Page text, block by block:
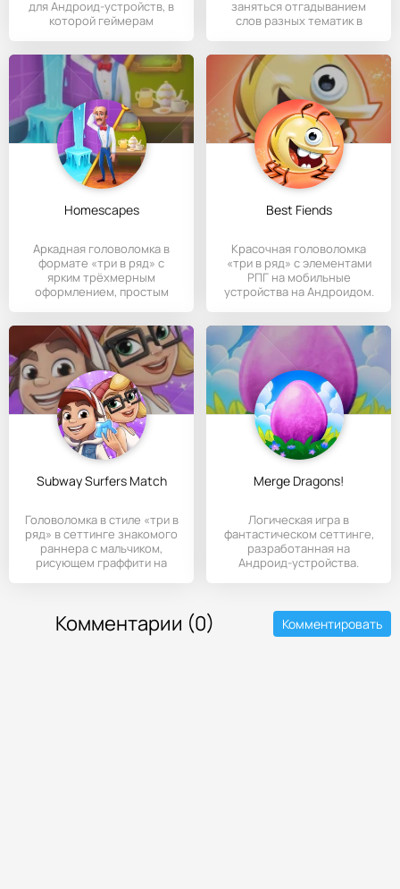
для Андроид-устройств, в
которой геймерам
заняться отгадыванием
слов разных тематик в
Homescapes
Аркадная головоломка в
формате «три в ряд» с
ярким трёхмерным
оформлением, простым
Best Fiends
Красочная головоломка
«три в ряд» с элементами
РПГ на мобильные
устройства на Андроидом.
Subway Surfers Match
Головоломка в стиле «три в
ряд» в сеттинге знакомого
раннера с мальчиком,
рисующем граффити на
Merge Dragons!
Логическая игра в
фантастическом сеттинге,
разработанная на
Андроид-устройства.
Комментарии (0) Комментировать